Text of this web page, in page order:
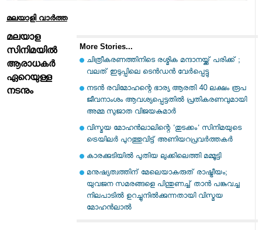
മലയാളി വാര്‍ത്ത
More Stories...
ചിത്രീകരണത്തിനിടെ രശ്മിക മന്ദാനയ്ക്ക് പരിക്ക് ;
വലത് ഇടുപ്പിലെ ടെന്‍ഡന്‍ വേര്‍പ്പെട്ടു
നടന്‍ രവിമോഹന്റെ ഭാര്യ ആരതി 40 ലക്ഷം രൂപ
ജീവനാംശം ആവശ്യപ്പെട്ടതില്‍ പ്രതികരണവുമായി
അമ്മ സുജാത വിജയകുമാര്‍
വിസ്മയ മോഹന്‍ലാലിന്റെ 'തുടക്കം' സിനിമയുടെ
ട്രെയിലര്‍ പുറത്തുവിട്ട് അണിയറപ്രവര്‍ത്തകര്‍
കാരക്കുടിയില്‍ പുതിയ ലുക്കിലെത്തി മമ്മൂട്ടി
മനുഷ്യത്വത്തിന് മേലെയാകരുത് രാഷ്ട്രീയം;
യുവജന സമരങ്ങളെ പിന്തുണച്ച് താന്‍ പങ്കുവച്ച
നിലപാടില്‍ ഉറച്ചുനില്‍ക്കുന്നതായി വിസ്മയ
മോഹന്‍ലാല്‍
മലയാള
സിനിമയില്‍
ആരാധകര്‍
ഏറെയുള്ള
നടനും